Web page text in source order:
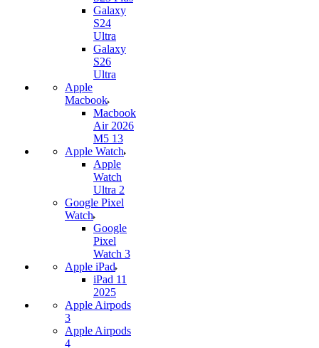
Galaxy
S24
Ultra
Galaxy
S26
Ultra
Apple
Macbook
Macbook
Air 2026
M5 13
Apple Watch
Apple
Watch
Ultra 2
Google Pixel
Watch
Google
Pixel
Watch 3
Apple iPad
iPad 11
2025
Apple Airpods
3
Apple Airpods
4